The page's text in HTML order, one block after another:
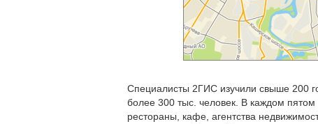
Специалисты 2ГИС изучили свыше 200
более 300 тыс. человек. В каждом пятом
рестораны, кафе, агентства